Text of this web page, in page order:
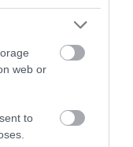
web or
to